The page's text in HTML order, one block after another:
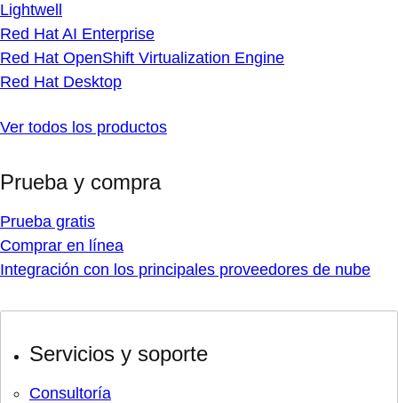
Lightwell
Red Hat AI Enterprise
Red Hat OpenShift Virtualization Engine
Red Hat Desktop
Ver todos los productos
Prueba y compra
Prueba gratis
Comprar en línea
Integración con los principales proveedores de nube
Servicios y soporte
Consultoría